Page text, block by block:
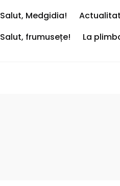
Salut, Medgidia!
Salut, frumusețe!
La